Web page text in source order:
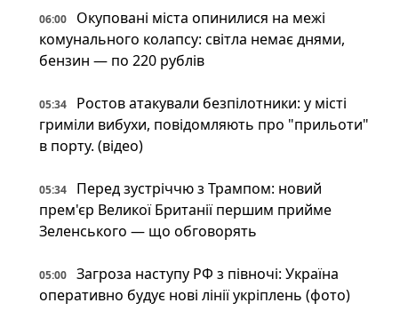
06:00
Окуповані міста опинилися на межі
комунального колапсу: світла немає днями,
бензин — по 220 рублів
05:34
Ростов атакували безпілотники: у місті
гриміли вибухи, повідомляють про "прильоти"
в порту. (відео)
05:34
Перед зустріччю з Трампом: новий
прем'єр Великої Британії першим прийме
Зеленського — що обговорять
05:00
Загроза наступу РФ з півночі: Україна
оперативно будує нові лінії укріплень (фото)